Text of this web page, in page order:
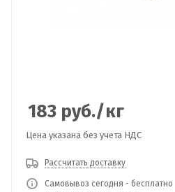
183 руб./кг
Цена указана без учета НДС
Рассчитать доставку
Самовывоз сегодня - бесплатно